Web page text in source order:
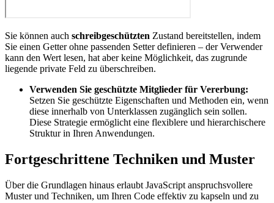
Sie können auch schreibgeschützten Zustand bereitstellen, indem
Sie einen Getter ohne passenden Setter definieren – der Verwender
kann den Wert lesen, hat aber keine Möglichkeit, das zugrunde
liegende private Feld zu überschreiben.
Verwenden Sie geschützte Mitglieder für Vererbung:
Setzen Sie geschützte Eigenschaften und Methoden ein, wenn
diese innerhalb von Unterklassen zugänglich sein sollen.
Diese Strategie ermöglicht eine flexiblere und hierarchischere
Struktur in Ihren Anwendungen.
Fortgeschrittene Techniken und Muster
Über die Grundlagen hinaus erlaubt JavaScript anspruchsvollere
Muster und Techniken, um Ihren Code effektiv zu kapseln und zu